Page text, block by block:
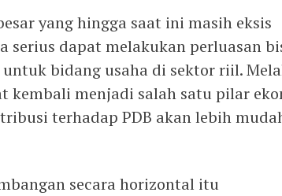
yang hingga saat ini masih eksis
serius dapat melakukan perluasan
bidang usaha di sektor riil.
kembali menjadi salah satu pilar
terhadap PDB akan lebih
secara horizontal itu